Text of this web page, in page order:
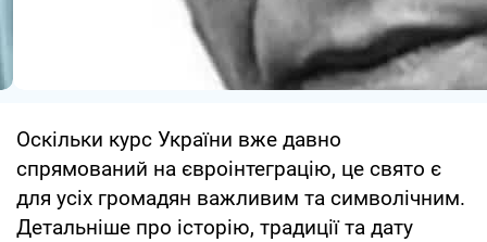
Оскільки курс України вже давно
спрямований на євроінтеграцію, це свято є
для усіх громадян важливим та символічним.
Детальніше про історію, традиції та дату